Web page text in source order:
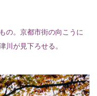
の。京都市街の向こうに
川が見下ろせる。